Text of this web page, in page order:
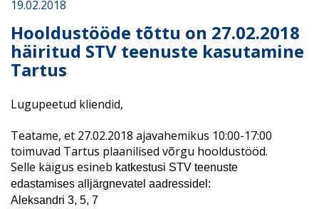
19.02.2018
Hooldustööde tõttu on 27.02.2018
häiritud STV teenuste kasutamine
Tartus
Lugupeetud kliendid,
Teatame, et 27.02.2018 ajavahemikus 10:00-17:00
toimuvad Tartus plaanilised võrgu hooldustööd.
Selle käigus esineb katkestusi STV teenuste
edastamises alljärgnevatel aadressidel :
Aleksandri 3, 5, 7